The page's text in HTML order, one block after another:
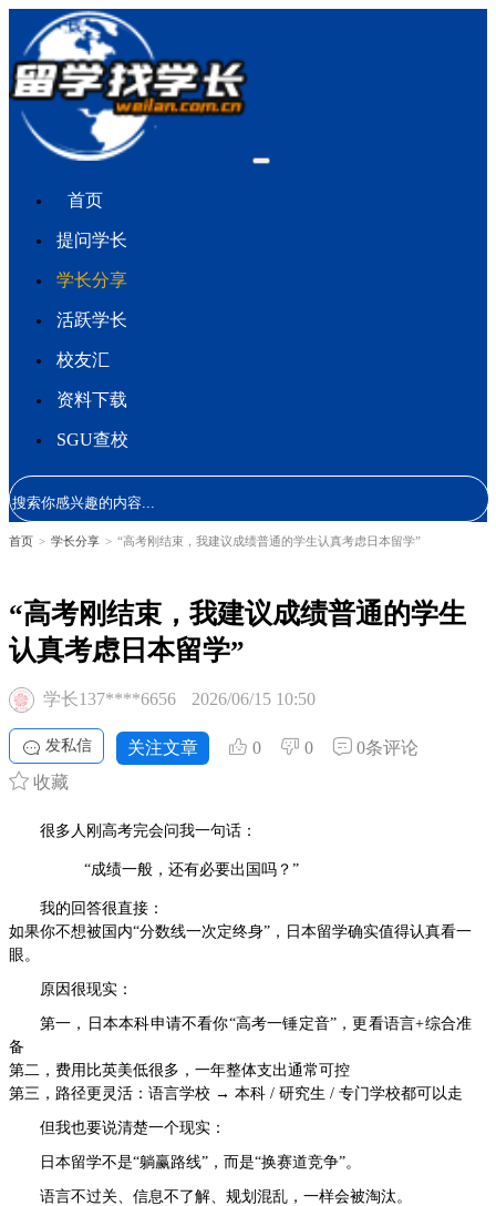
首页
提问学长
学长分享
活跃学长
校友汇
资料下载
SGU查校
首页 > 学长分享 > “高考刚结束，我建议成绩普通的学生认真考虑日本留学”
“高考刚结束，我建议成绩普通的学生
认真考虑日本留学”
学长137****6656 2026/06/15 10:50
发私信 关注文章 0 0
0条评论
收藏
很多人刚高考完会问我一句话：
“成绩一般，还有必要出国吗？”
我的回答很直接：
如果你不想被国内“分数线一次定终身”，日本留学确实值得认真看一
眼。
原因很现实：
第一，日本本科申请不看你“高考一锤定音”，更看语言+综合准
备
第二，费用比英美低很多，一年整体支出通常可控
第三，路径更灵活：语言学校 → 本科 / 研究生 / 专门学校都可以走
但我也要说清楚一个现实：
日本留学不是“躺赢路线”，而是“换赛道竞争”。
语言不过关、信息不了解、规划混乱，一样会被淘汰。